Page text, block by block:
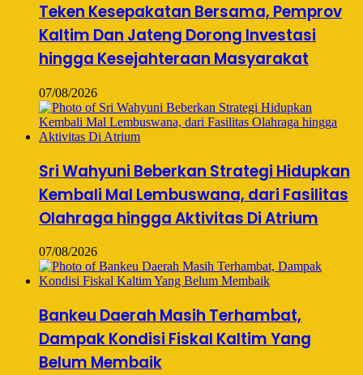
Teken Kesepakatan Bersama, Pemprov
Kaltim Dan Jateng Dorong Investasi
hingga Kesejahteraan Masyarakat
07/08/2026
Sri Wahyuni Beberkan Strategi Hidupkan
Kembali Mal Lembuswana, dari Fasilitas
Olahraga hingga Aktivitas Di Atrium
07/08/2026
Bankeu Daerah Masih Terhambat,
Dampak Kondisi Fiskal Kaltim Yang
Belum Membaik